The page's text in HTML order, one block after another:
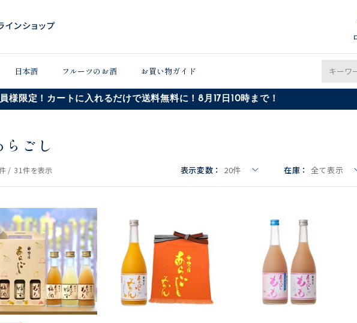
日本酒 フルーツのお酒 お買い物ガイド
様限定！カートに入れるだけで送料無料に！8月17日10時まで！
らごし
/ 31件を表示 表示変数： 20件 在庫： 全て表示